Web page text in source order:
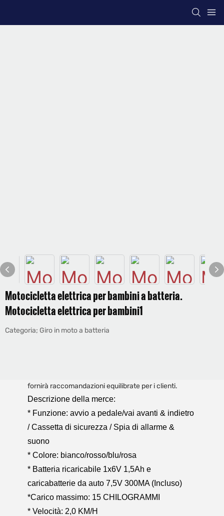
Motocicletta elettrica per bambini a batteria.
Motocicletta elettrica per bambini1
Categoria; Giro in moto a batteria
fornirà raccomandazioni equilibrate per i clienti.
Descrizione della merce:
* Funzione: avvio a pedale/vai avanti & indietro
/ Cassetta di sicurezza / Spia di allarme &
suono
* Colore: bianco/rosso/blu/rosa
* Batteria ricaricabile 1x6V 1,5Ah e
caricabatterie da auto 7,5V 300MA (Incluso)
*Carico massimo: 15 CHILOGRAMMI
* Velocità: 2,0 KM/H